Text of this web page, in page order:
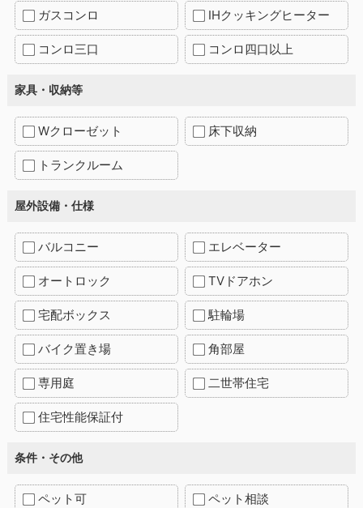
ガスコンロ IHクッキングヒーター
コンロ三口 コンロ四口以上
家具・収納等
Wクローゼット 床下収納
トランクルーム
屋外設備・仕様
バルコニー エレベーター
オートロック TVドアホン
宅配ボックス 駐輪場
バイク置き場 角部屋
専用庭 二世帯住宅
住宅性能保証付
条件・その他
ペット可 ペット相談